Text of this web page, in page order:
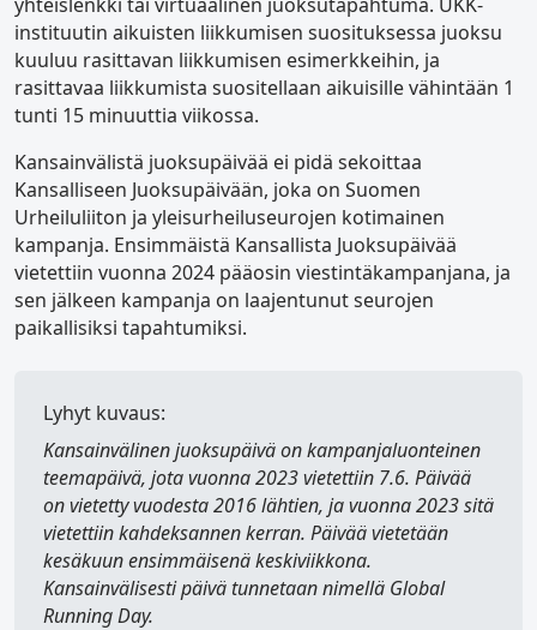
instituutin aikuisten liikkumisen suosituksessa juoksu
kuuluu rasittavan liikkumisen esimerkkeihin, ja
rasittavaa liikkumista suositellaan aikuisille vähintään 1
tunti 15 minuuttia viikossa.
Kansainvälistä juoksupäivää ei pidä sekoittaa
Kansalliseen Juoksupäivään, joka on Suomen
Urheiluliiton ja yleisurheiluseurojen kotimainen
kampanja. Ensimmäistä Kansallista Juoksupäivää
vietettiin vuonna 2024 pääosin viestintäkampanjana, ja
sen jälkeen kampanja on laajentunut seurojen
paikallisiksi tapahtumiksi.
Lyhyt kuvaus:
Kansainvälinen juoksupäiväon kampanjaluonteinen
teemapäivä, jota vuonna 2023 vietettiin 7.6. Päivää
on vietetty vuodesta 2016 lähtien, ja vuonna 2023 sitä
vietettiin kahdeksannen kerran. Päivää vietetään
kesäkuun ensimmäisenä keskiviikkona.
Kansainvälisesti päivä tunnetaan nimellä Global
Running Day.